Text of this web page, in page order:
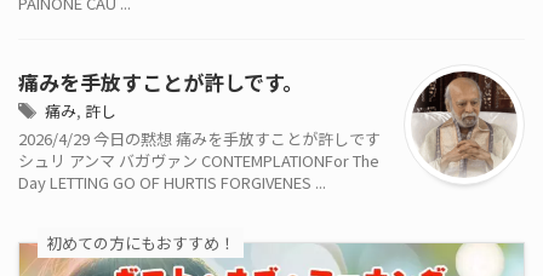
痛みを手放すことが許しです。
痛み, 許し
2026/4/29 今日の黙想 痛みを手放すことが許しです
シュリ アンマ バガヴァン CONTEMPLATIONFor The
Day LETTING GO OF HURTIS FORGIVENES ...
初めての方にもおすすめ！